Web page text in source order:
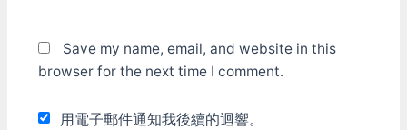
Save my name, email, and website in this
browser for the next time I comment.
用電子郵件通知我後續的迴響。